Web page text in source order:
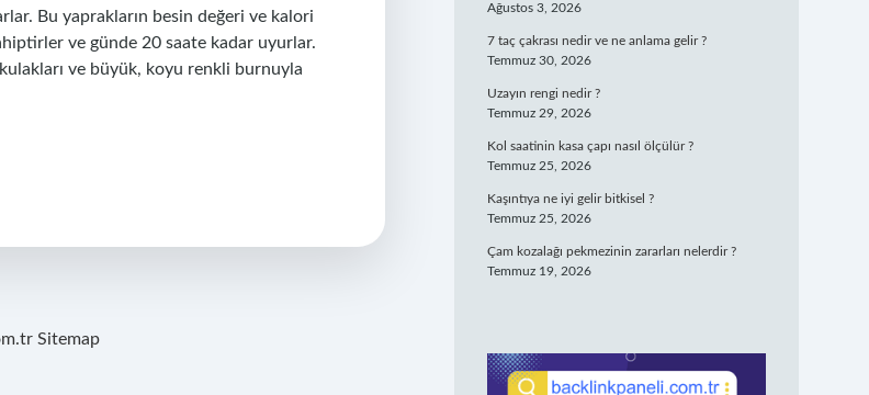
Bu yaprakların besin değeri ve kalori
ve günde 20 saate kadar uyurlar.
ve büyük, koyu renkli burnuyla
Sitemap
Ağustos 3, 2026
7 taç çakrası nedir ve ne anlama gelir ?
Temmuz 30, 2026
Uzayın rengi nedir ?
Temmuz 29, 2026
Kol saatinin kasa çapı nasıl ölçülür ?
Temmuz 25, 2026
Kaşıntıya ne iyi gelir bitkisel ?
Temmuz 25, 2026
Çam kozalağı pekmezinin zararları nelerdir ?
Temmuz 19, 2026